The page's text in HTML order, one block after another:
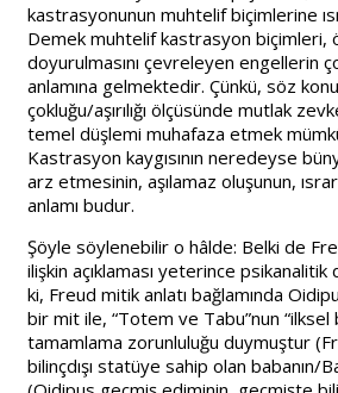
kastrasyonunun muhtelif biçimlerine
Demek muhtelif kastrasyon biçimleri,
doyurulmasını çevreleyen engellerin
anlamına gelmektedir. Çünkü, söz
çokluğu/aşırılığı ölçüsünde mutlak
temel düşlemi muhafaza etmek
Kastrasyon kaygısının neredeyse
arz etmesinin, aşılamaz oluşunun,
anlamı budur.
Şöyle söylenebilir o hâlde: Belki de
ilişkin açıklaması yeterince
ki, Freud mitik anlatı bağlamında
bir mit ile, “Totem ve Tabu”nun “ilksel
tamamlama zorunluluğu duymuştur
bilinçdışı statüye sahip olan babanın/